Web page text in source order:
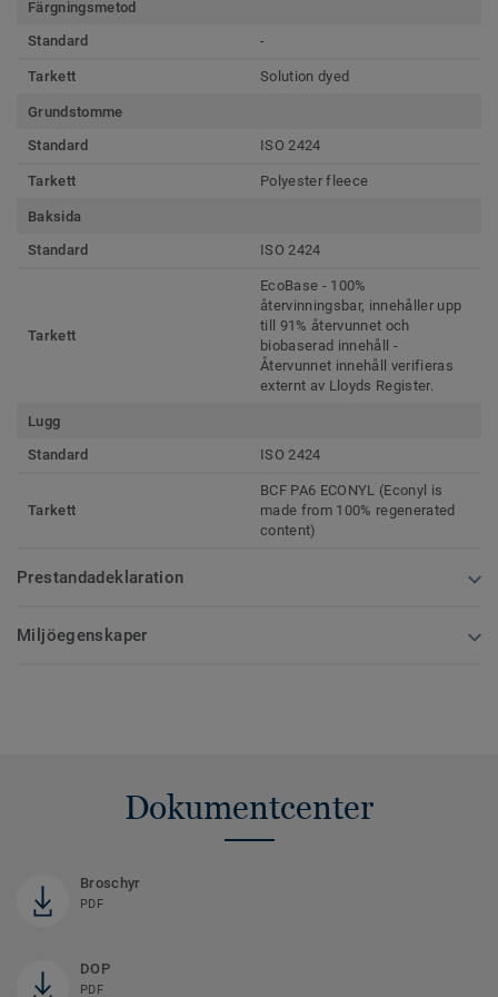
Färgningsmetod
Standard
-
Tarkett Solution dyed
Grundstomme
Standard
ISO 2424
Tarkett Polyester fleece
Baksida
Standard
ISO 2424
Tarkett
EcoBase - 100%
återvinningsbar, innehåller upp
till 91% återvunnet och
biobaserad innehåll -
Återvunnet innehåll verifieras
externt av Lloyds Register.
Lugg
Standard
ISO 2424
Tarkett
BCF PA6 ECONYL (Econyl is
made from 100% regenerated
content)
Prestandadeklaration
Miljöegenskaper
Dokumentcenter
Broschyr
PDF
DOP
PDF